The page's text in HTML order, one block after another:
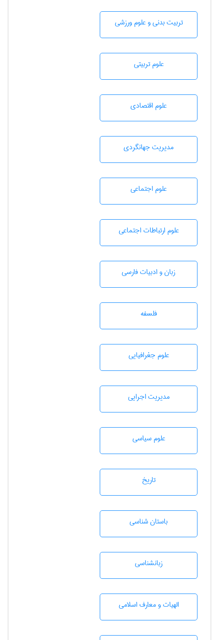
تربيت بدنی و علوم ورزشی
علوم تربيتی
علوم اقتصادی
مديريت جهانگردی
علوم اجتماعی
علوم ارتباطات اجتماعی
زبان و ادبيات فارسی
فلسفه
علوم جغرافيايی
مديريت اجرايی
علوم سياسی
تاريخ
باستان شناسی
زبانشناسی
الهیات و معارف اسلامی